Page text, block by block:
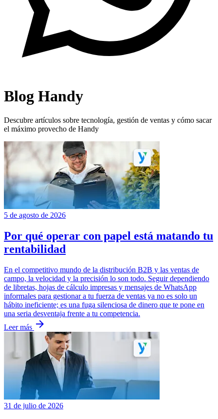
Blog Handy
Descubre artículos sobre tecnología, gestión de ventas y cómo sacar
el máximo provecho de Handy
5 de agosto de 2026
Por qué operar con papel está matando tu
rentabilidad
En el competitivo mundo de la distribución B2B y las ventas de
campo, la velocidad y la precisión lo son todo. Seguir dependiendo
de libretas, hojas de cálculo impresas y mensajes de WhatsApp
informales para gestionar a tu fuerza de ventas ya no es solo un
hábito ineficiente; es una fuga silenciosa de dinero que te pone en
una seria desventaja frente a tu competencia.
Leer más arrow_forward
31 de julio de 2026